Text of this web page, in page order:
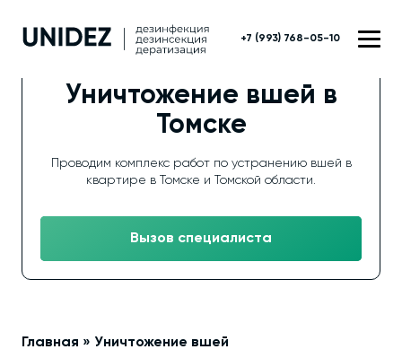
+7 (993) 768-05-10
Уничтожение вшей в
Томске
Проводим комплекс работ по устранению вшей в
квартире в Томске и Томской области.
Вызов специалиста
Главная » Уничтожение вшей